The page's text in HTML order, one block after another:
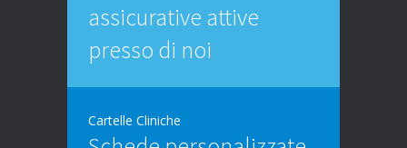
assicurative attive
presso di noi
Cartelle Cliniche